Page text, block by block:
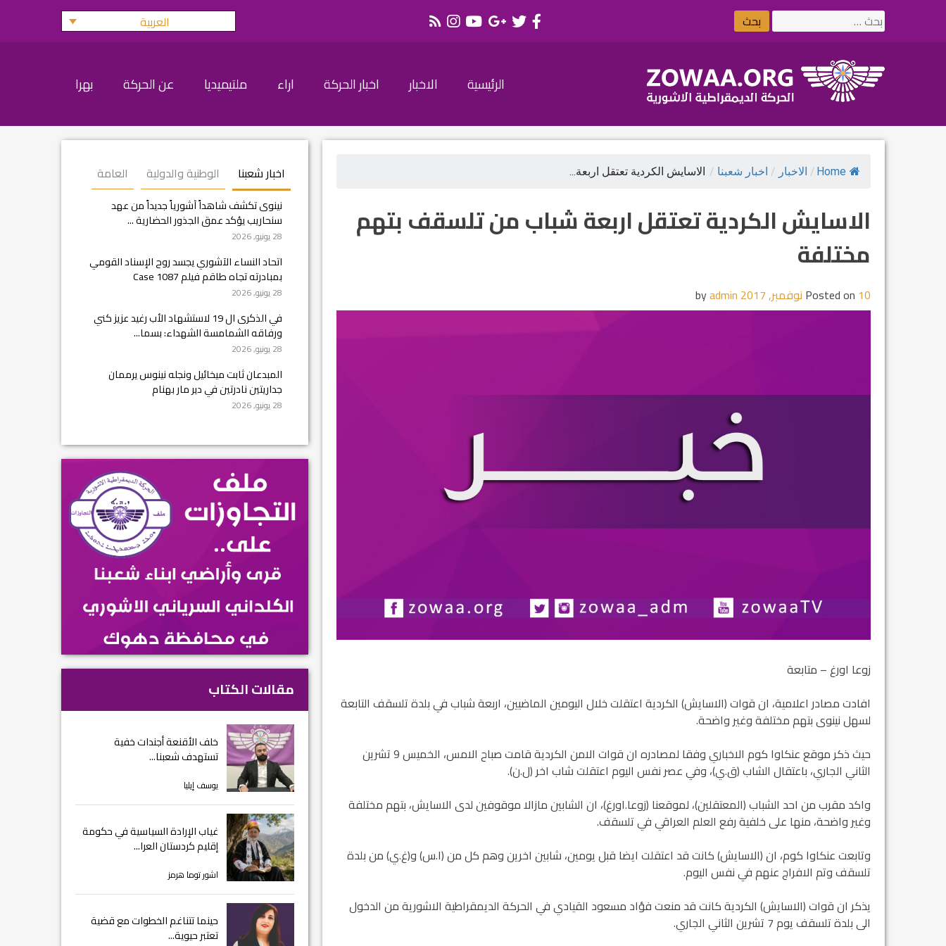
البحث
عن:
العربية
الرئيسية الاخبار اخبار الحركة اراء ملتيميديا عن الحركة بهرا
Home
/ الاخبار / اخبار شعبنا / الاسايش الكردية تعتقل اربعة...
الاسايش الكردية تعتقل اربعة شباب من تلسقف بتهم
مختلفة
Posted on 10 نوفمبر, 2017 admin
زوعا اورغ – متابعة
افادت مصادر اعلامية، ان قوات (الاسايش) الكردية اعتقلت خلال اليومين الماضيين، اربعة شباب في بلدة تلسقف التابعة
لسهل نينوى بتهم مختلفة وغير واضحة.
حيث ذكر موقع عنكاوا كوم الاخباري وفقا لمصادره ان قوات الامن الكردية قامت صباح الامس، الخميس 9 تشرين
الثاني الجاري، باعتقال الشاب (ق.ي)، وفي عصر نفس اليوم اعتقلت شاب اخر (ل.ن).
واكد مقرب من احد الشباب (المعتقلين)، لموقعنا (زوعا.اورغ)، ان الشابين مازالا موقوفين لدى الاسايش، بتهم مختلفة
وغير واضحة، منها على خلفية رفع العلم العراقي في تلسقف.
وتابعت عنكاوا كوم، ان (الاسايش) كانت قد اعتقلت ايضا قبل يومين، شابين اخرين وهم كل من (ا.س) و(غ.ي) من بلدة
تلسقف وتم الافراج عنهم في نفس اليوم.
يذكر ان قوات (الاسايش) الكردية كانت قد منعت فؤاد مسعود القيادي في الحركة الديمقراطية الاشورية من الدخول
الى بلدة تلسقف يوم 7 تشرين الثاني الجاري.
اخبار شعبنا الوطنية والدولية العامة
نينوى تكشف شاهداً آشورياً جديداً من عهد
سنحاريب يؤكد عمق الجذور الحضارية ...
28 يونيو, 2026
اتحاد النساء الآشوري يجسد روح الإسناد القومي
بمبادرته تجاه طاقم فيلم Case 1087
28 يونيو, 2026
في الذكرى ال 19 لاستشهاد الأب رغيد عزيز كني
ورفاقه الشمامسة الشهداء: بسما...
28 يونيو, 2026
المبدعان ثابت ميخائيل ونجله نينوس يرممان
جداريتين نادرتين في دير مار بهنام
28 يونيو, 2026
مقالات الكتاب
خلف الأقنعة أجندات خفية
تستهدف شعبنا...
يوسف إيليا
غياب الإرادة السياسية في حكومة
إقليم كردستان العرا...
اشور توما هرمز
حينما تتناغم الخطوات مع قضية
تعتبر حيوية...